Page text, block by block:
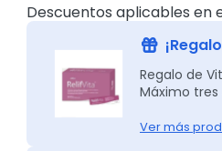
Descuentos aplicables en
Regalo de
Máximo
Ver más